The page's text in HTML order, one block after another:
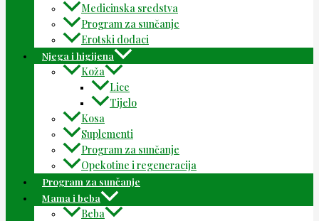
Medicinska sredstva
Program za sunčanje
Erotski dodaci
Njega i higijena
Koža
Lice
Tijelo
Kosa
Suplementi
Program za sunčanje
Opekotine i regeneracija
Program za sunčanje
Mama i beba
Beba